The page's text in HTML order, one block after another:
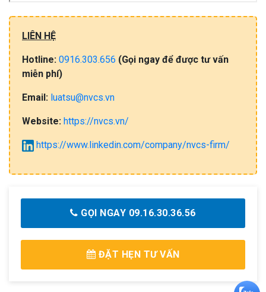
LIÊN HỆ
Hotline: 0916.303.656 (Gọi​ ngay đ​ể​ đ​ư​ợc​ tư​ vấ​n
miễn​ phí)
Email: luatsu@nvcs.vn
Website: https://nvcs.vn/
https://www.linkedin.com/company/nvcs-firm/
GỌI NGAY 09.16.30.36.56
ĐẶT HẸN TƯ VẤN